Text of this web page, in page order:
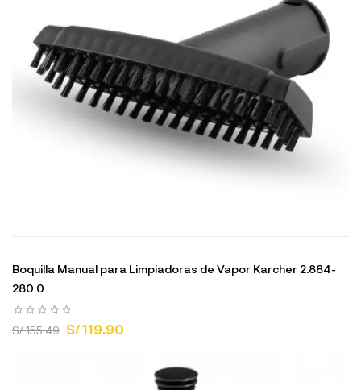
Boquilla Manual para Limpiadoras de Vapor Karcher 2.884-
280.0
S/ 155.49 S/ 119.90